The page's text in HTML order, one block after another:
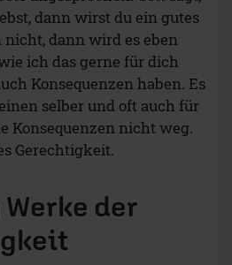
dann wirst du ein gutes
nicht, dann wird es eben
ich das gerne für dich
Konsequenzen haben. Es
selber und oft auch für
Konsequenzen nicht weg.
Gerechtigkeit.
der